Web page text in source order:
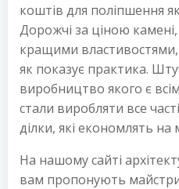
коштів для поліпшення
Дорожчі за ціною
кращими
як показує практика.
виробництво якого є
стали виробляти все
ділки, які економлять на
На нашому сайті
вам пропонують